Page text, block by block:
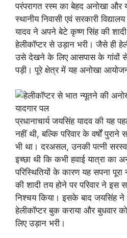
परंपरागत रस्म का बेहद अनोखा और
स्थानीय निवासी एवं सरकारी
यादव ने अपने बेटे कृष्ण सिंह की
हेलीकॉप्टर से उड़ान भरी। जैसे ही
उसे देखने के लिए आसपास के गांवों से
पड़ी। पूरे क्षेत्र में यह अनोखा
प्रधानाचार्य जयसिंह यादव की यह
नहीं थी, बल्कि परिवार के वर्षों
भी था। दरअसल, उनकी पत्नी
इच्छा थी कि कभी हवाई यात्रा
परिस्थितियों के कारण यह सपना पूरा
की शादी तय होने पर परिवार ने
निश्चय किया। इसके बाद जयसिंह
हेलीकॉप्टर बुक कराया और बुधवार
लिए उड़ान भरी।